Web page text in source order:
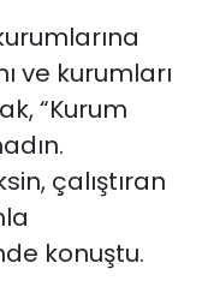
ve kurumları
“Kurum
çalıştıran
konuştu.